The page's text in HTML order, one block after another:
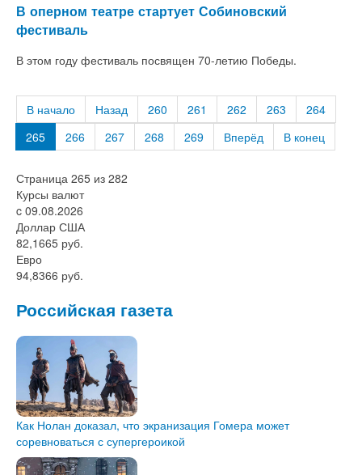
В оперном театре стартует Собиновский
фестиваль
В этом году фестиваль посвящен 70-летию Победы.
В начало Назад 260 261 262 263
264
265
266 267 268 269 Вперёд В конец
Страница 265 из 282
Курсы валют
c 09.08.2026
Доллар США
82,1665 руб.
Евро
94,8366 руб.
Российская газета
Как Нолан доказал, что экранизация Гомера может
соревноваться с супергероикой